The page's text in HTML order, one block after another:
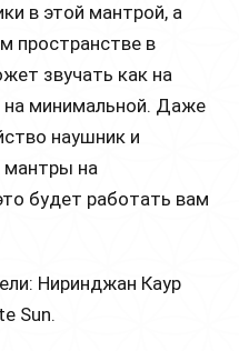
в этой мантрой, а
пространстве в
звучать как на
на минимальной. Даже
наушник и
мантры на
будет работать вам
Ниринджан Каур
Sun.